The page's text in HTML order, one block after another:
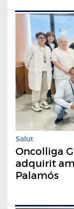
Salut
Oncolliga
adquirit
Palamós